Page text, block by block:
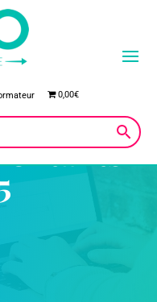
0,00€
à
: